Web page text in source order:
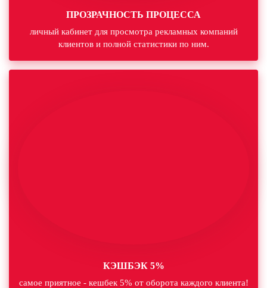
ПРОЗРАЧНОСТЬ ПРОЦЕССА
личный кабинет для просмотра рекламных компаний
клиентов и полной статистики по ним.
КЭШБЭК 5%
самое приятное - кешбек 5% от оборота каждого клиента!